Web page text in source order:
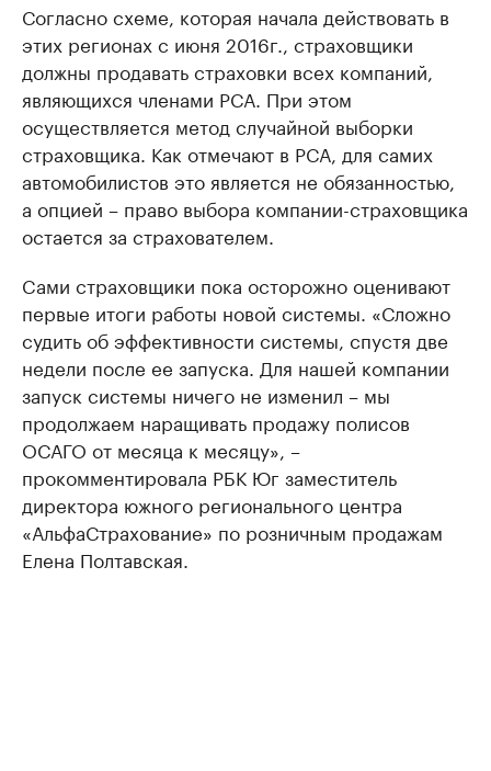
Согласно схеме, которая начала действовать в
этих регионах с июня 2016г., страховщики
должны продавать страховки всех компаний,
являющихся членами РСА. При этом
осуществляется метод случайной выборки
страховщика. Как отмечают в РСА, для самих
автомобилистов это является не обязанностью,
а опцией – право выбора компании-страховщика
остается за страхователем.
Cами страховщики пока осторожно оценивают
первые итоги работы новой системы. «Сложно
судить об эффективности системы, спустя две
недели после ее запуска. Для нашей компании
запуск системы ничего не изменил – мы
продолжаем наращивать продажу полисов
ОСАГО от месяца к месяцу», –
прокомментировала РБК Юг заместитель
директора южного регионального центра
«АльфаСтрахование» по розничным продажам
Елена Полтавская.